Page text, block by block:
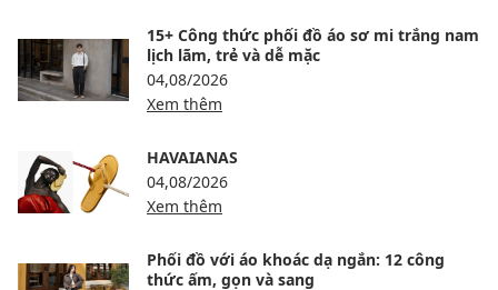
15+ Công thức phối đồ áo sơ mi trắng nam
lịch lãm, trẻ và dễ mặc
04,08/2026
Xem thêm
HAVAIANAS
04,08/2026
Xem thêm
Phối đồ với áo khoác dạ ngắn: 12 công
thức ấm, gọn và sang